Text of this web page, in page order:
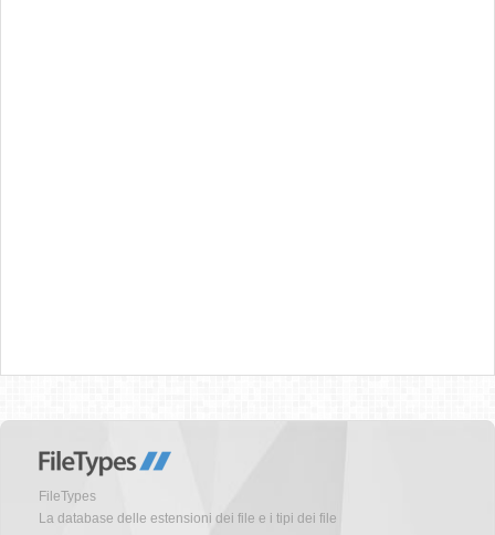
FileTypes
La database delle estensioni dei file e i tipi dei file